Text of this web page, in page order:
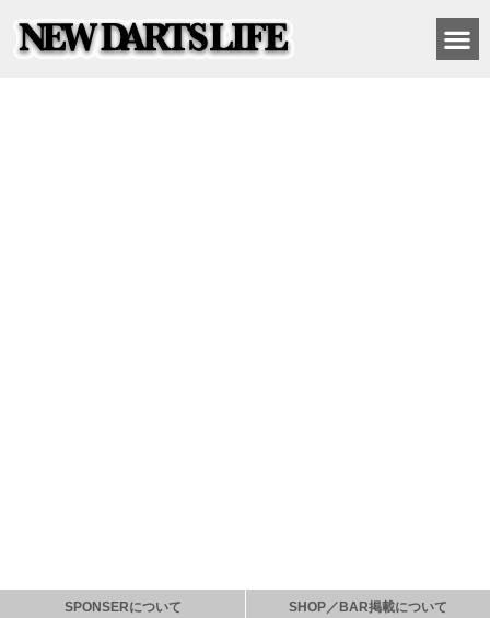
SPONSERについて SHOP／BAR掲載について